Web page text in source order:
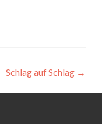
Schlag auf Schlag →